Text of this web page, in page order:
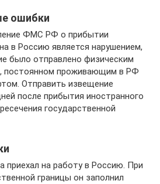
ошибки
ФМС РФ о прибытии
в Россию является нарушением,
было отправлено физическим
постоянном проживающим в РФ
Отправить извещение
после прибытия иностранного
государственной
приехал на работу в Россию. При
границы он заполнил